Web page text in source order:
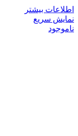
اطلاعات بیشتر
نمایش سریع
ناموجود